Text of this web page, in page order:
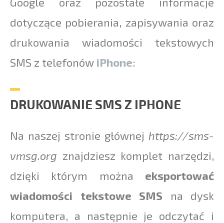
dotyczące pobierania, zapisywania oraz
drukowania wiadomości tekstowych
SMS z telefonów iPhone:
DRUKOWANIE SMS Z IPHONE
Na naszej stronie głównej https://sms-
vmsg.org znajdziesz komplet narzędzi,
dzięki którym można eksportować
wiadomości tekstowe SMS na dysk
komputera, a następnie je odczytać i